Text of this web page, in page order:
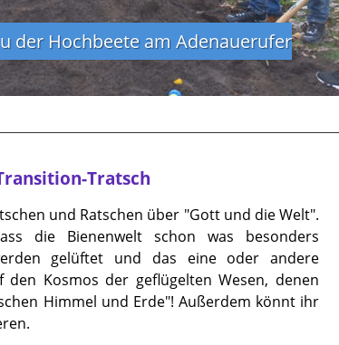
der Hochbeete am Adenauerufer
Garten ist einer von fünf
im zauberhaften
schreibt uns bitte bitte eine
Tratsch
und Ratschen über "Gott und die Welt".
die Bienenwelt schon was besonders
gelüftet und das eine oder andere
Kosmos der geflügelten Wesen, denen
Himmel und Erde"! Außerdem könnt ihr